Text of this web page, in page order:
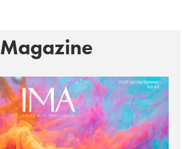
Magazine